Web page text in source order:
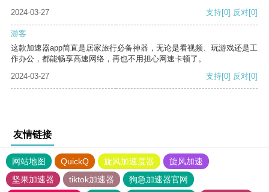
2024-03-27 支持[0] 反对[0]
游客
这款加速器app简直是居家旅行必备神器，无论是看视频、玩游戏还是工
作办公，都能畅享高速网络，再也不用担心网速卡顿了。
2024-03-27
支持[0] 反对[0]
友情链接
网站地图 QuickQ 旋风加速度器
旋风加速
坚果加速器
tiktok加速器
狗急加速器官网